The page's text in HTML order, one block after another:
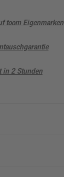
toom Eigenmarken
in 2 Stunden